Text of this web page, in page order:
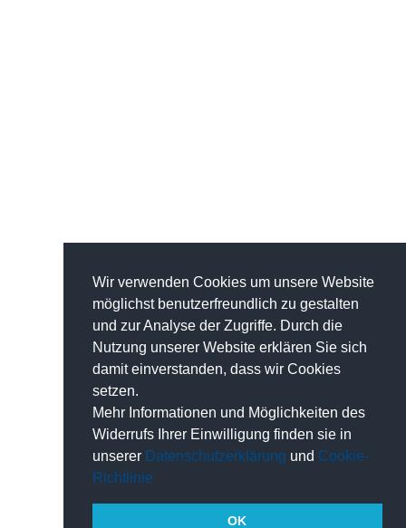
Wir verwenden Cookies um unsere Website
möglichst benutzerfreundlich zu gestalten
und zur Analyse der Zugriffe. Durch die
Nutzung unserer Website erklären Sie sich
damit einverstanden, dass wir Cookies
setzen.
Mehr Informationen und Möglichkeiten des
Widerrufs Ihrer Einwilligung finden sie in
unserer Datenschutzerklärung und Cookie-
Richtlinie
OK